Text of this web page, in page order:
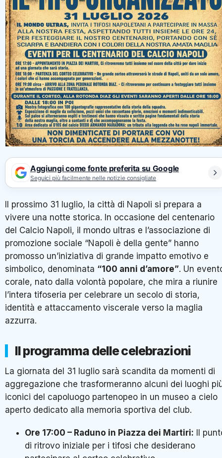
Aggiungi come fonte preferita su Google
Seguici più facilmente nelle notizie consigliate
Il prossimo 31 luglio, la città di Napoli si prepara a
vivere una notte storica. In occasione del centenario
del Calcio Napoli, il mondo ultras e l’associazione di
promozione sociale “Napoli è della gente” hanno
promosso un’iniziativa di grande impatto emotivo e
simbolico, denominata “100 anni d’amore”. Un
corale, nato dalla volontà popolare, che mira a riunire
l’intera tifoseria per celebrare un secolo di storia,
identità e attaccamento viscerale verso la maglia
azzurra.
Il programma delle celebrazioni
La giornata del 31 luglio sarà scandita da momenti di
aggregazione che trasformeranno alcuni dei luoghi
iconici del capoluogo partenopeo in un museo a cielo
aperto dedicato alla memoria sportiva del club.
Ore 17:00 – Raduno in Piazza dei Martiri: Il
di ritrovo iniziale per i tifosi che desiderano